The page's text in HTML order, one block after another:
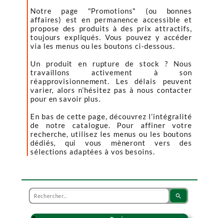
Notre page "Promotions" (ou bonnes
affaires) est en permanence accessible et
propose des produits à des prix attractifs,
toujours expliqués. Vous pouvez y accéder
via les menus ou les boutons ci-dessous.
Un produit en rupture de stock ? Nous
travaillons activement à son
réapprovisionnement. Les délais peuvent
varier, alors n’hésitez pas à nous contacter
pour en savoir plus.
En bas de cette page, découvrez l’intégralité
de notre catalogue. Pour affiner votre
recherche, utilisez les menus ou les boutons
dédiés, qui vous mèneront vers des
sélections adaptées à vos besoins.
search